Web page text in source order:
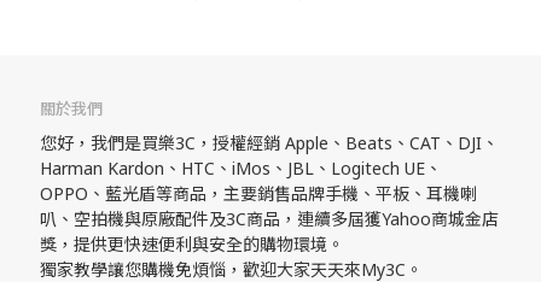
關於我們
您好，我們是買樂3C，授權經銷 Apple、Beats、CAT、DJI、
Harman Kardon、HTC、iMos、JBL、Logitech UE、
OPPO、藍光盾等商品，主要銷售品牌手機、平板、耳機喇
叭、空拍機與原廠配件及3C商品，連續多屆獲Yahoo商城金店
獎，提供更快速便利與安全的購物環境。
獨家教學讓您購機免煩惱，歡迎大家天天來My3C。